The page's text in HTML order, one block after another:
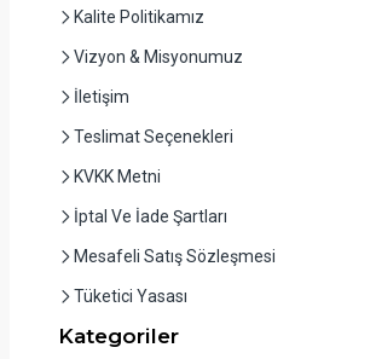
Kalite Politikamız
Vizyon & Misyonumuz
İletişim
Teslimat Seçenekleri
KVKK Metni
İptal Ve İade Şartları
Mesafeli Satış Sözleşmesi
Tüketici Yasası
Kategoriler